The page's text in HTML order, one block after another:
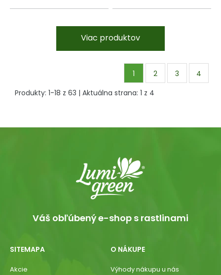
Viac produktov
1 2 3
4
Produkty: 1-18 z 63 | Aktuálna strana: 1 z 4
Váš obľúbený e-shop s rastlinami
SITEMAPA
Akcie
O NÁKUPE
Výhody nákupu u nás